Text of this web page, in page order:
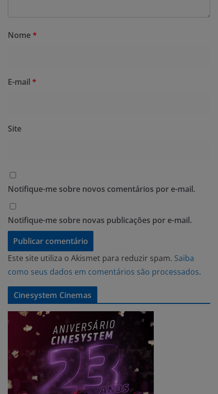
Nome*
E-mail *
Site
Notifique-me sobre novos comentários por e-mail.
Notifique-me sobre novas publicações por e-mail.
Este site utiliza o Akismet para reduzir spam. Saiba
como seus dados em comentários são processados.
Cinesystem Cinemas